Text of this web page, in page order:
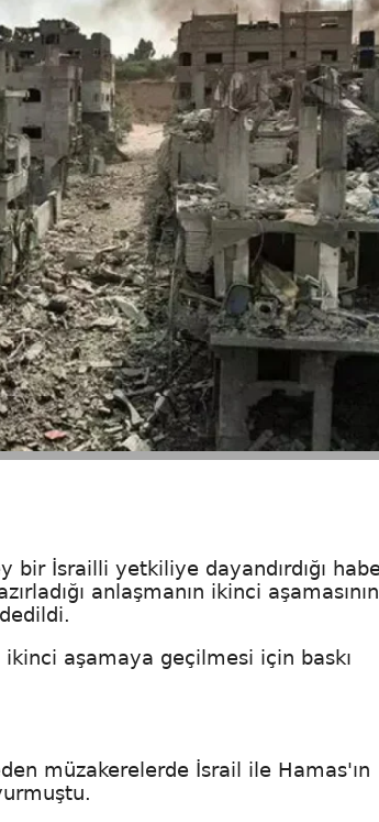
İsrailli yetkiliye dayandırdığı
anlaşmanın ikinci
ikinci aşamaya geçilmesi için baskı
müzakerelerde İsrail ile Hamas'ın